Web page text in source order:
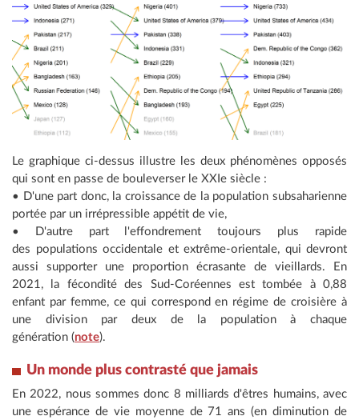
Le graphique ci-dessus illustre les deux phénomènes opposés
qui sont en passe de bouleverser le XXIe siècle :
• D'une part donc, la croissance de la population subsaharienne
portée par un irrépressible appétit de vie,
• D'autre part l'effondrement toujours plus rapide
des populations occidentale et extrême-orientale, qui devront
aussi supporter une proportion écrasante de vieillards. En
2021, la fécondité des Sud-Coréennes est tombée à 0,88
enfant par femme, ce qui correspond en régime de croisière à
une division par deux de la population à chaque
génération (note).
Un monde plus contrasté que jamais
En 2022, nous sommes donc 8 milliards d'êtres humains, avec
une espérance de vie moyenne de 71 ans (en diminution de